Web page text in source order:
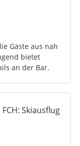
Gäste aus nah
bietet
an der Bar.